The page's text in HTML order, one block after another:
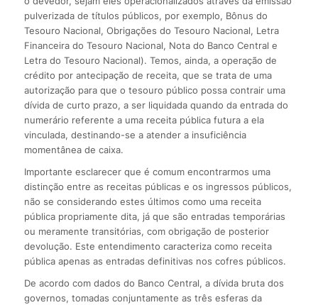
pulverizada de títulos públicos, por exemplo, Bônus do
Tesouro Nacional, Obrigações do Tesouro Nacional, Letra
Financeira do Tesouro Nacional, Nota do Banco Central e
Letra do Tesouro Nacional). Temos, ainda, a operação de
crédito por antecipação de receita, que se trata de uma
autorização para que o tesouro público possa contrair uma
dívida de curto prazo, a ser liquidada quando da entrada do
numerário referente a uma receita pública futura a ela
vinculada, destinando-se a atender a insuficiência
momentânea de caixa.
Importante esclarecer que é comum encontrarmos uma
distinção entre as receitas públicas e os ingressos públicos,
não se considerando estes últimos como uma receita
pública propriamente dita, já que são entradas temporárias
ou meramente transitórias, com obrigação de posterior
devolução. Este entendimento caracteriza como receita
pública apenas as entradas definitivas nos cofres públicos.
De acordo com dados do Banco Central, a dívida bruta dos
governos, tomadas conjuntamente as três esferas da